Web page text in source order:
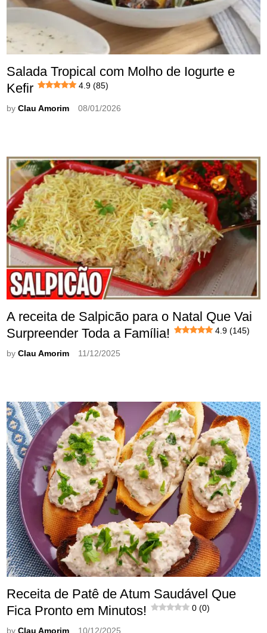
Salada Tropical com Molho de Iogurte e
Kefir
4.9 (85)
byClau Amorim 08/01/2026
A receita de Salpicão para o Natal Que Vai
Surpreender Toda a Família!
4.9 (145)
byClau Amorim 11/12/2025
Receita de Patê de Atum Saudável Que
Fica Pronto em Minutos!
0 (0)
byClau Amorim 10/12/2025